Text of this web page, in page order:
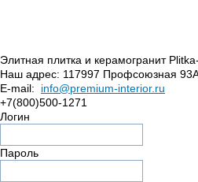
Элитная плитка и керамогранит
Наш адрес: 117997 Профсоюзная
E-mail:
info@premium-interior.ru
+7(800)500-1271
Логин
Пароль